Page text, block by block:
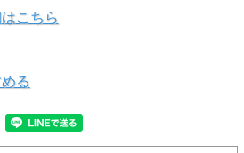
こちら
る